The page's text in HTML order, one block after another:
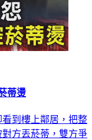
蒂燙
到樓上鄰居，把整
方丟菸蒂，雙方爭